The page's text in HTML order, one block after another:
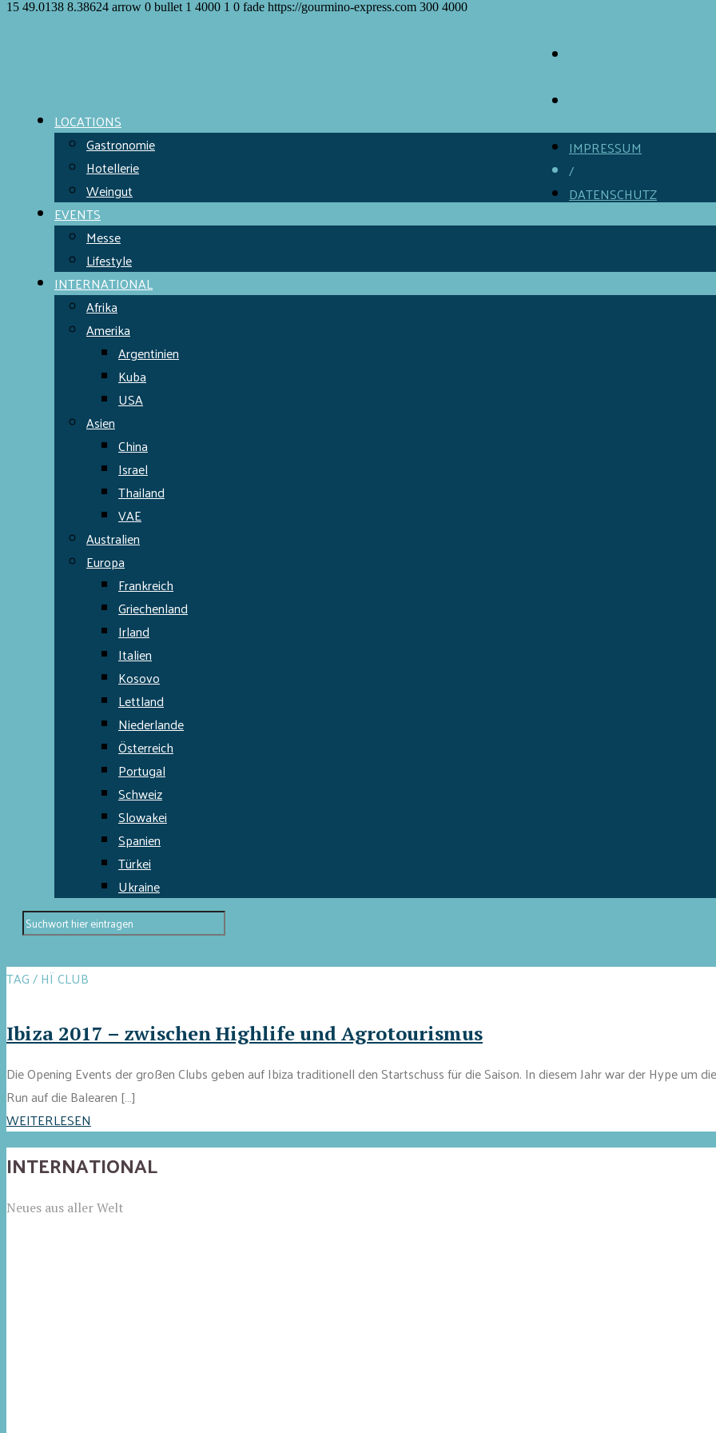
15 49.0138 8.38624 arrow 0 bullet 1 4000 1 0 fade https://gourmino-express.com 300 4000
IMPRESSUM
/
DATENSCHUTZ
LOCATIONS
Gastronomie
Hotellerie
Weingut
EVENTS
Messe
Lifestyle
INTERNATIONAL
Afrika
Amerika
Argentinien
Kuba
USA
Asien
China
Israel
Thailand
VAE
Australien
Europa
Frankreich
Griechenland
Irland
Italien
Kosovo
Lettland
Niederlande
Österreich
Portugal
Schweiz
Slowakei
Spanien
Türkei
Ukraine
TAG / HÏ CLUB
Ibiza 2017 – zwischen Highlife und Agrotourismus
Die Opening Events der großen Clubs geben auf Ibiza traditionell den Startschuss für die Saison. In diesem Jahr war der Hype um
Run auf die Balearen […]
WEITERLESEN
INTERNATIONAL
Neues aus aller Welt